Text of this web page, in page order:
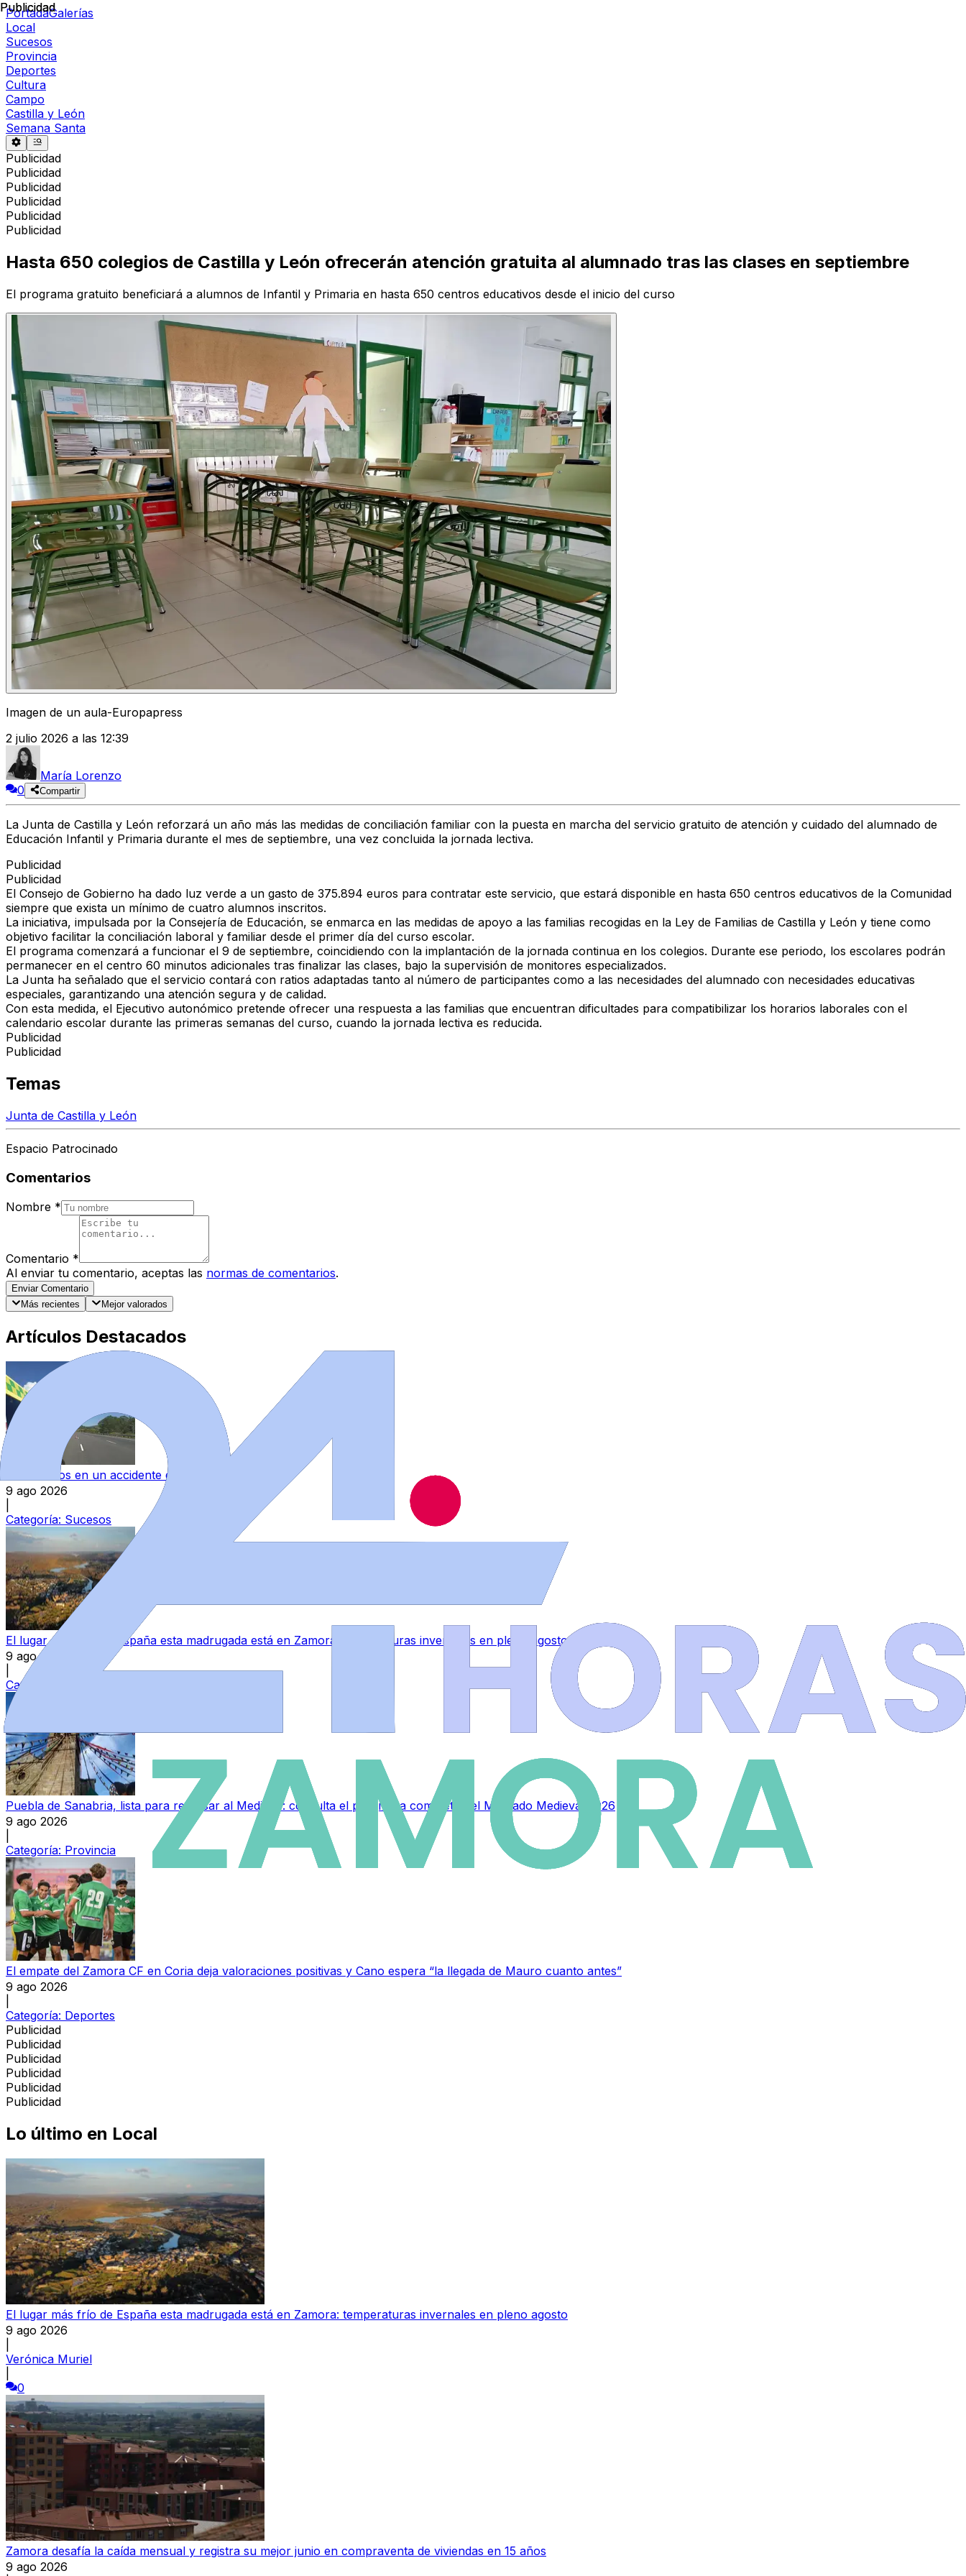
PortadaGalerías
Local
Sucesos
Provincia
Deportes
Cultura
Campo
Castilla y León
Semana Santa
Publicidad
Publicidad
Publicidad
Publicidad
Publicidad
Publicidad
Publicidad
Hasta 650 colegios de Castilla y León ofrecerán atención gratuita al alumnado tras las clases en septiembre
El programa gratuito beneficiará a alumnos de Infantil y Primaria en hasta 650 centros educativos desde el inicio del curso
Imagen de un aula-Europapress
2 julio 2026 a las 12:39
María Lorenzo
0
Compartir
La Junta de Castilla y León reforzará un año más las medidas de conciliación familiar con la puesta en marcha del servicio gratuito de atención y cuidado del alumnado de
Educación Infantil y Primaria durante el mes de septiembre, una vez concluida la jornada lectiva.
Publicidad
Publicidad
El Consejo de Gobierno ha dado luz verde a un gasto de 375.894 euros para contratar este servicio, que estará disponible en hasta 650 centros educativos de la Comunidad
siempre que exista un mínimo de cuatro alumnos inscritos.
La iniciativa, impulsada por la Consejería de Educación, se enmarca en las medidas de apoyo a las familias recogidas en la Ley de Familias de Castilla y León y tiene como
objetivo facilitar la conciliación laboral y familiar desde el primer día del curso escolar.
El programa comenzará a funcionar el 9 de septiembre, coincidiendo con la implantación de la jornada continua en los colegios. Durante ese periodo, los escolares podrán
permanecer en el centro 60 minutos adicionales tras finalizar las clases, bajo la supervisión de monitores especializados.
La Junta ha señalado que el servicio contará con ratios adaptadas tanto al número de participantes como a las necesidades del alumnado con necesidades educativas
especiales, garantizando una atención segura y de calidad.
Con esta medida, el Ejecutivo autonómico pretende ofrecer una respuesta a las familias que encuentran dificultades para compatibilizar los horarios laborales con el
calendario escolar durante las primeras semanas del curso, cuando la jornada lectiva es reducida.
Publicidad
Publicidad
Temas
Junta de Castilla y León
Espacio Patrocinado
Comentarios
Nombre *
Comentario *
Al enviar tu comentario, aceptas las normas de comentarios.
Enviar Comentario
Más recientes
Mejor valorados
Artículos Destacados
Dos heridos en un accidente en la A-52 en Zamora
9 ago 2026
Categoría: Sucesos
El lugar más frío de España esta madrugada está en Zamora: temperaturas invernales en pleno agosto
9 ago 2026
Categoría:
Puebla de Sanabria, lista para regresar al Medievo: consulta el programa completo del Mercado Medieval 2026
9 ago 2026
Categoría: Provincia
El empate del Zamora CF en Coria deja valoraciones positivas y Cano espera “la llegada de Mauro cuanto antes”
9 ago 2026
Categoría: Deportes
Publicidad
Publicidad
Publicidad
Publicidad
Publicidad
Publicidad
Lo último en Local
El lugar más frío de España esta madrugada está en Zamora: temperaturas invernales en pleno agosto
9 ago 2026
Verónica Muriel
0
Zamora desafía la caída mensual y registra su mejor junio en compraventa de viviendas en 15 años
9 ago 2026
Publicidad